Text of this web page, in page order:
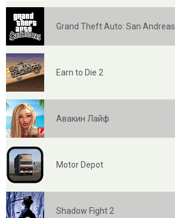
Grand Theft Auto: San Andreas
Earn to Die 2
Авакин Лайф
Motor Depot
Shadow Fight 2